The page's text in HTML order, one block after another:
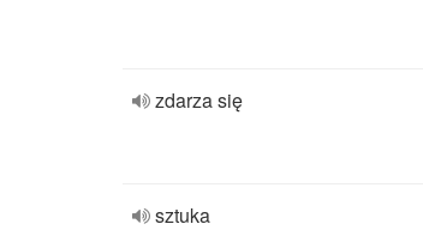
zdarza się
sztuka